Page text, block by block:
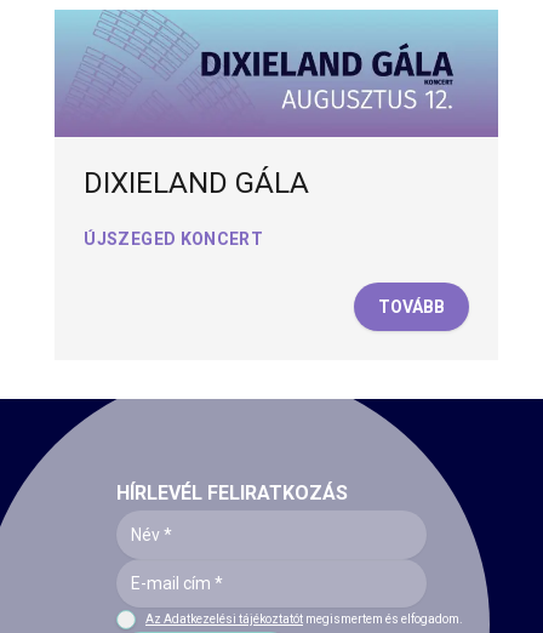
DIXIELAND GÁLA
ÚJSZEGED KONCERT
TOVÁBB
HÍRLEVÉL FELIRATKOZÁS
Az Adatkezelési tájékoztatót megismertem és elfogadom.